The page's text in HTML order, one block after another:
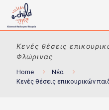
Κενές θέσεις
Φλώρινας
Home
Νέα
Κενές θέσεις επικουρικών